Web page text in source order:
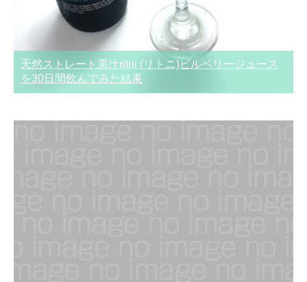
天然ストレート果汁ritni (リトニ)ビルベリージュース
を30日間飲んでみた結果